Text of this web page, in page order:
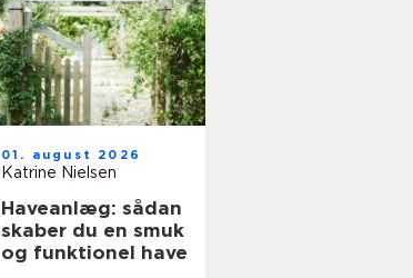
01. august 2026
Katrine Nielsen
Haveanlæg: sådan
skaber du en smuk
og funktionel have